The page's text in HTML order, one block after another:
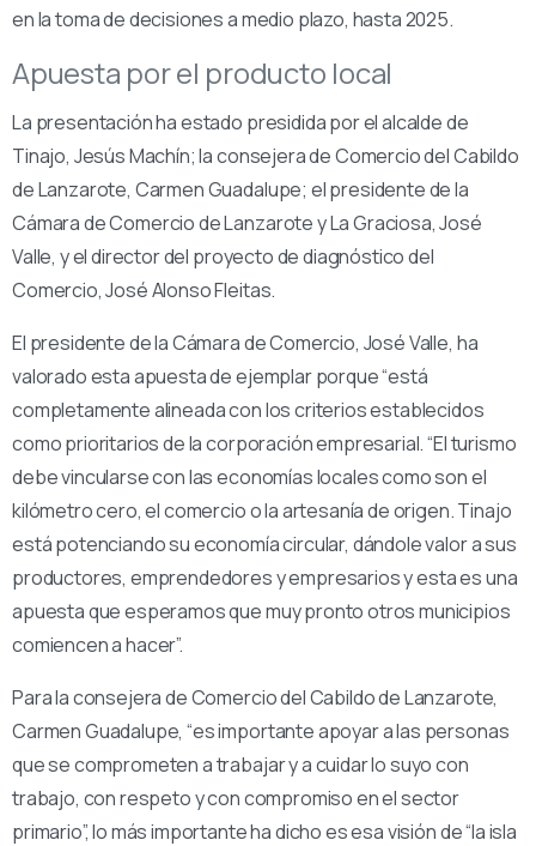
en la toma de decisiones a medio plazo, hasta 2025.
Apuesta por el producto local
La presentación ha estado presidida por el alcalde de
Tinajo, Jesús Machín; la consejera de Comercio del Cabildo
de Lanzarote, Carmen Guadalupe; el presidente de la
Cámara de Comercio de Lanzarote y La Graciosa, José
Valle, y el director del proyecto de diagnóstico del
Comercio, José Alonso Fleitas.
El presidente de la Cámara de Comercio, José Valle, ha
valorado esta apuesta de ejemplar porque “está
completamente alineada con los criterios establecidos
como prioritarios de la corporación empresarial. “El turismo
debe vincularse con las economías locales como son el
kilómetro cero, el comercio o la artesanía de origen. Tinajo
está potenciando su economía circular, dándole valor a sus
productores, emprendedores y empresarios y esta es una
apuesta que esperamos que muy pronto otros municipios
comiencen a hacer”.
Para la consejera de Comercio del Cabildo de Lanzarote,
Carmen Guadalupe, “es importante apoyar a las personas
que se comprometen a trabajar y a cuidar lo suyo con
trabajo, con respeto y con compromiso en el sector
primario”, lo más importante ha dicho es esa visión de “la isla